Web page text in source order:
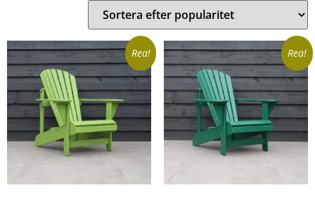
Rea! Rea!